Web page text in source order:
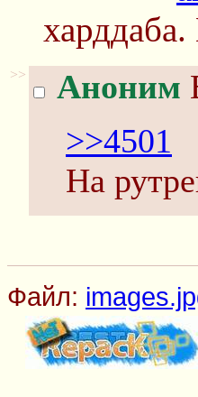
харддаба.
>> Аноним
>>4501
На
Файл: